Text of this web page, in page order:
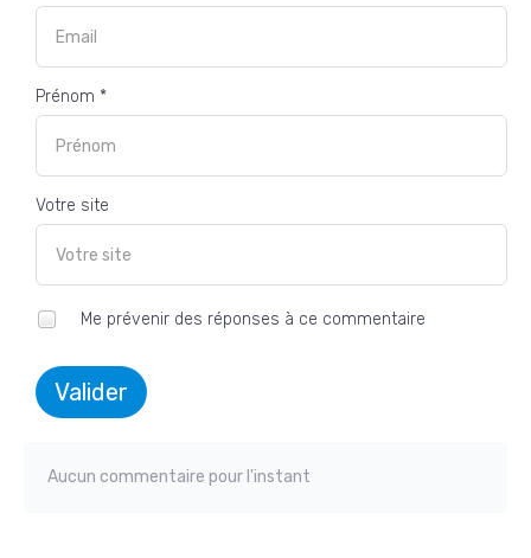
Prénom *
Votre site
Me prévenir des réponses à ce commentaire
Valider
Aucun commentaire pour l'instant